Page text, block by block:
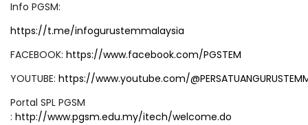
Info PGSM:
https://t.me/infogurustemmalaysia
FACEBOOK: https://www.facebook.com/PGSTEM
YOUTUBE: https://www.youtube.com/
Portal SPL PGSM
: http://www.pgsm.edu.my/itech/welcome.do